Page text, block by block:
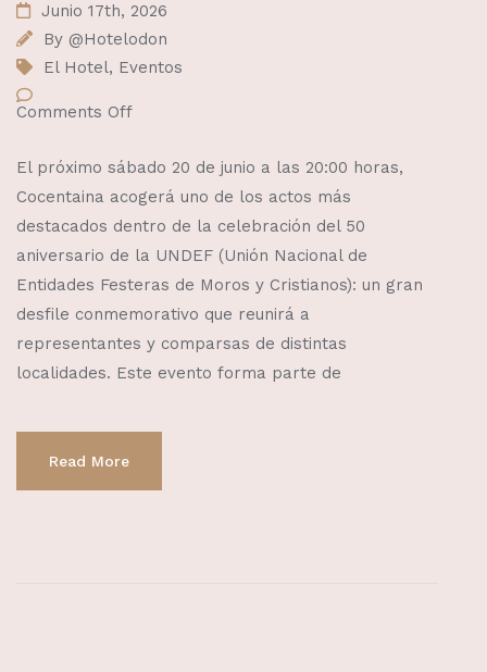
Junio 17th, 2026
By @Hotelodon
El Hotel, Eventos
Comments Off
El próximo sábado 20 de junio a las 20:00 horas,
Cocentaina acogerá uno de los actos más
destacados dentro de la celebración del 50
aniversario de la UNDEF (Unión Nacional de
Entidades Festeras de Moros y Cristianos): un gran
desfile conmemorativo que reunirá a
representantes y comparsas de distintas
localidades. Este evento forma parte de
Read More